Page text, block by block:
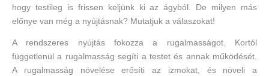
hogy testileg is frissen keljünk ki az ágyból. De milyen más
előnye van még a nyújtásnak? Mutatjuk a válaszokat!
A rendszeres nyújtás fokozza a rugalmasságot. Kortól
függetlenül a rugalmasság segíti a testet és annak működését.
A rugalmasság növelése erősíti az izmokat, és növeli a